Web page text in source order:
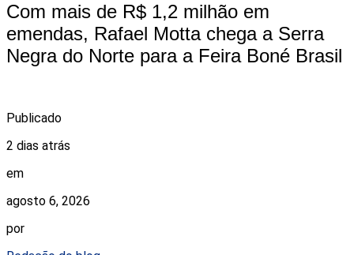
Com mais de R$ 1,2 milhão em
emendas, Rafael Motta chega a Serra
Negra do Norte para a Feira Boné Brasil
Publicado
2 dias atrás
em
agosto 6, 2026
por